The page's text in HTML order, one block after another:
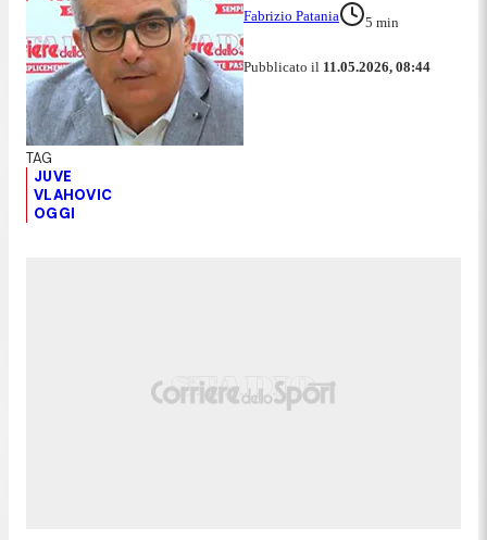
Fabrizio Patania 5 min
Pubblicato il 11.05.2026, 08:44
JUVE
VLAHOVIC
OGGI